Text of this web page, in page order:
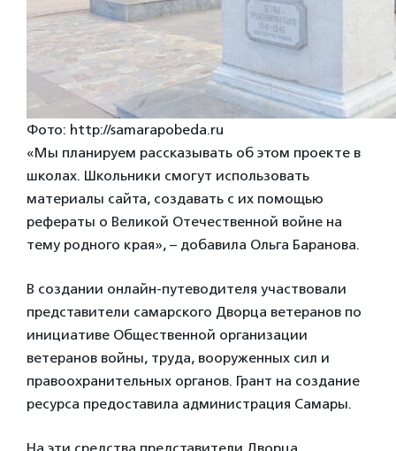
Фото: http://samarapobeda.ru
«Мы планируем рассказывать об этом проекте в
школах. Школьники смогут использовать
материалы сайта, создавать с их помощью
рефераты о Великой Отечественной войне на
тему родного края», – добавила Ольга Баранова.
В создании онлайн-путеводителя участвовали
представители самарского Дворца ветеранов по
инициативе Общественной организации
ветеранов войны, труда, вооруженных сил и
правоохранительных органов. Грант на создание
ресурса предоставила администрация Самары.
На эти средства представители Дворца